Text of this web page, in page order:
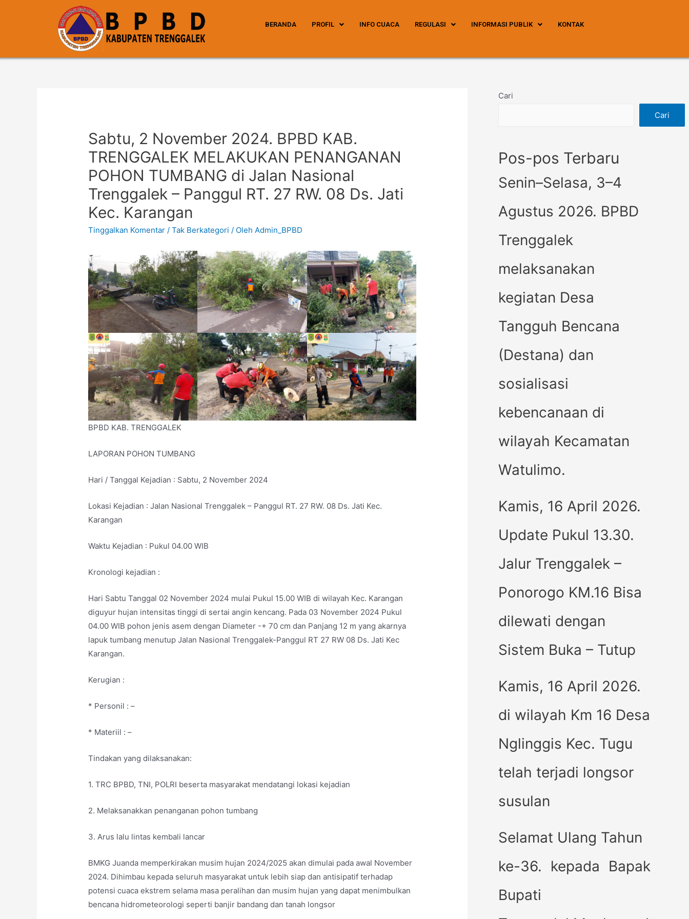
BERANDA PROFIL INFO CUACA REGULASI INFORMASI PUBLIK KONTAK
Sabtu, 2 November 2024. BPBD KAB.
TRENGGALEK MELAKUKAN PENANGANAN
POHON TUMBANG di Jalan Nasional
Trenggalek – Panggul RT. 27 RW. 08 Ds. Jati
Kec. Karangan
Tinggalkan Komentar /Tak Berkategori / OlehAdmin_BPBD
BPBD KAB. TRENGGALEK
LAPORAN POHON TUMBANG
Hari / Tanggal Kejadian : Sabtu, 2 November 2024
Lokasi Kejadian : Jalan Nasional Trenggalek – Panggul RT. 27 RW. 08 Ds. Jati Kec.
Karangan
Waktu Kejadian : Pukul 04.00 WIB
Kronologi kejadian :
Hari Sabtu Tanggal 02 November 2024 mulai Pukul 15.00 WIB di wilayah Kec. Karangan
diguyur hujan intensitas tinggi di sertai angin kencang. Pada 03 November 2024 Pukul
04.00 WIB pohon jenis asem dengan Diameter -+ 70 cm dan Panjang 12 m yang akarnya
lapuk tumbang menutup Jalan Nasional Trenggalek-Panggul RT 27 RW 08 Ds. Jati Kec
Karangan.
Kerugian :
* Personil : –
* Materiil : –
Tindakan yang dilaksanakan:
1. TRC BPBD, TNI, POLRI beserta masyarakat mendatangi lokasi kejadian
2. Melaksanakkan penanganan pohon tumbang
3. Arus lalu lintas kembali lancar
BMKG Juanda memperkirakan musim hujan 2024/2025 akan dimulai pada awal November
2024. Dihimbau kepada seluruh masyarakat untuk lebih siap dan antisipatif terhadap
potensi cuaca ekstrem selama masa peralihan dan musim hujan yang dapat menimbulkan
bencana hidrometeorologi seperti banjir bandang dan tanah longsor
Cari
Cari
Pos-pos Terbaru
Senin–Selasa, 3–4
Agustus 2026. BPBD
Trenggalek
melaksanakan
kegiatan Desa
Tangguh Bencana
(Destana) dan
sosialisasi
kebencanaan di
wilayah Kecamatan
Watulimo.
Kamis, 16 April 2026.
Update Pukul 13.30.
Jalur Trenggalek –
Ponorogo KM.16 Bisa
dilewati dengan
Sistem Buka – Tutup
Kamis, 16 April 2026.
di wilayah Km 16 Desa
Nglinggis Kec. Tugu
telah terjadi longsor
susulan
Selamat Ulang Tahun
ke-36. kepada Bapak
Bupati